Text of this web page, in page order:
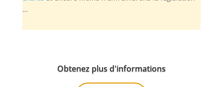
…
Obtenez plus d'informations